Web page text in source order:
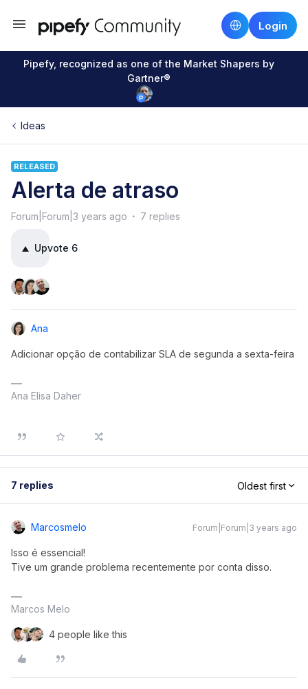
Login
Pipefy, recognized as one of the Market Shapers by
Gartner®
Ideas
RELEASED
Alerta de atraso
Forum|Forum|3 years ago 7 replies
Upvote 6
Ana
Adicionar opção de contabilizar SLA de segunda a sexta-feira
Ana Elisa Daher
7 replies Oldest first
Marcosmelo Forum|Forum|3 years ago
Isso é essencial!
Tive um grande problema recentemente por conta disso.
Marcos Melo
4 people like this